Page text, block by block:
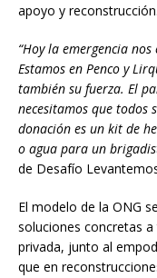
apoyo y reconstrucción.
“Hoy la emergencia
Estamos en Penco y
también su fuerza. El
necesitamos que todos
donación es un kit de
o agua para un
de Desafío
El modelo de la ONG
soluciones concretas
privada, junto al
que en